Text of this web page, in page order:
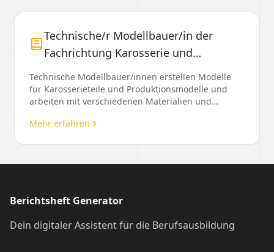
Technische/r Modellbauer/in der
Fachrichtung Karosserie und
Produktion
Technische Modellbauer/innen erstellen Modelle
für Karosserieteile und Produktionsmodelle und
arbeiten mit verschiedenen Materialien und
Mehr erfahren
Berichtsheft Generator
Dein digitaler Assistent für die Berufsausbildung